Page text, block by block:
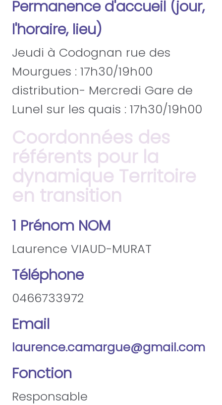
Permanence d'accueil (jour,
l'horaire, lieu)
Jeudi à Codognan rue des
Mourgues : 17h30/19h00
distribution- Mercredi Gare de
Lunel sur les quais : 17h30/19h00
Coordonnées des
référents pour la
dynamique Territoire
en transition
1 Prénom NOM
Laurence VIAUD-MURAT
Téléphone
0466733972
Email
laurence.camargue@gmail.com
Fonction
Responsable